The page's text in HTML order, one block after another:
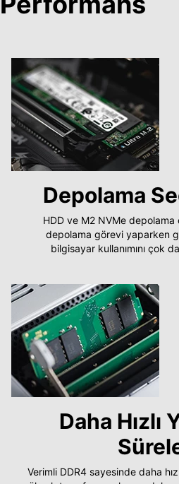
Depolama
HDD ve M2 NVMe depolama
depolama görevi yaparken
bilgisayar kullanımını çok
Daha Hızlı
Verimli DDR4 sayesinde daha